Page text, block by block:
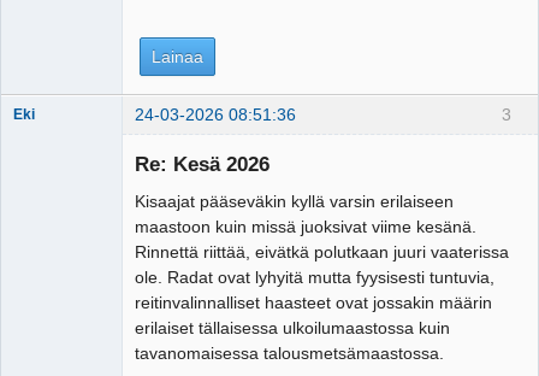
Lainaa
3
Eki 24-03-2026 08:51:36
Re: Kesä 2026
Kisaajat pääseväkin kyllä varsin erilaiseen
maastoon kuin missä juoksivat viime kesänä.
Rinnettä riittää, eivätkä polutkaan juuri vaaterissa
ole. Radat ovat lyhyitä mutta fyysisesti tuntuvia,
reitinvalinnalliset haasteet ovat jossakin määrin
erilaiset tällaisessa ulkoilumaastossa kuin
tavanomaisessa talousmetsämaastossa.